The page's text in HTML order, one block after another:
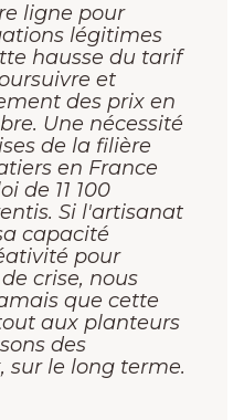
ligne pour
légitimes
hausse du tarif
et
des prix en
Une nécessité
de la filière
en France
de 11 100
Si l'artisanat
capacité
pour
crise, nous
que cette
aux planteurs
des
sur le long terme.